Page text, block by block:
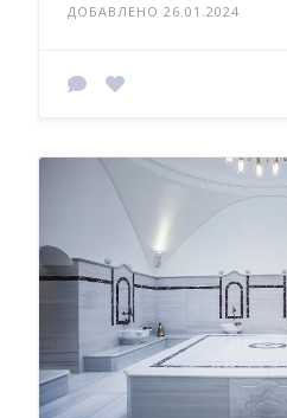
ДОБАВЛЕНО 26.01.2024